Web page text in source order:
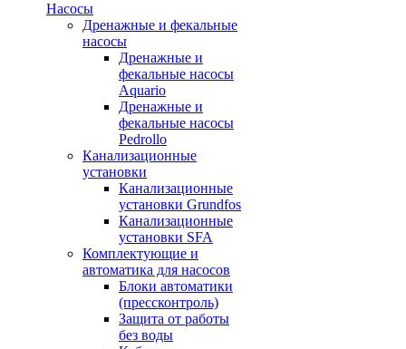
Насосы
Дренажные и фекальные
насосы
Дренажные и
фекальные насосы
Aquario
Дренажные и
фекальные насосы
Pedrollo
Канализационные
установки
Канализационные
установки Grundfos
Канализационные
установки SFA
Комплектующие и
автоматика для насосов
Блоки автоматики
(прессконтроль)
Защита от работы
без воды